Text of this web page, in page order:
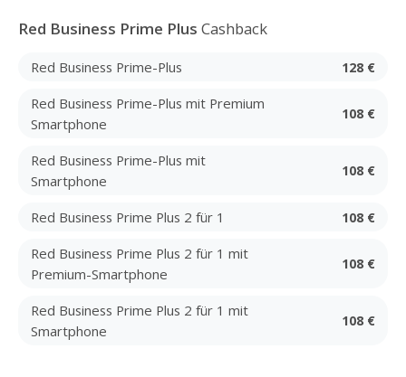
Red Business Prime Plus Cashback
Red Business Prime-Plus 128 €
Red Business Prime-Plus mit Premium
Smartphone
108 €
Red Business Prime-Plus mit
Smartphone
108 €
Red Business Prime Plus 2 für 1 108 €
Red Business Prime Plus 2 für 1 mit
Premium-Smartphone
108 €
Red Business Prime Plus 2 für 1 mit
Smartphone
108 €